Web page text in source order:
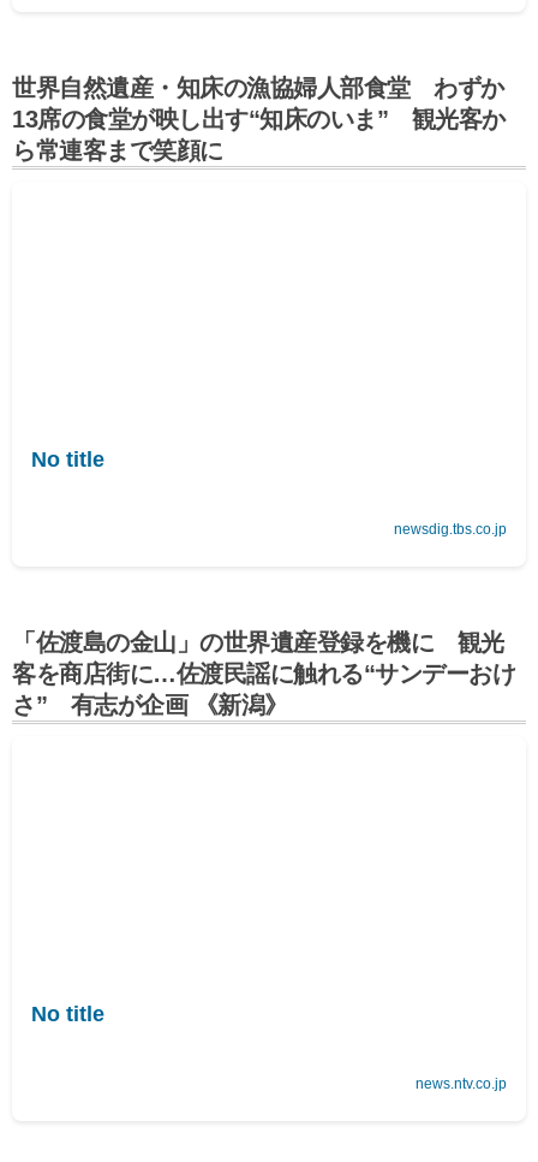
世界自然遺産・知床の漁協婦人部食堂 わずか
13席の食堂が映し出す“知床のいま” 観光客か
ら常連客まで笑顔に
No title
newsdig.tbs.co.jp
「佐渡島の金山」の世界遺産登録を機に 観光
客を商店街に…佐渡民謡に触れる“サンデーおけ
さ” 有志が企画 《新潟》
No title
news.ntv.co.jp